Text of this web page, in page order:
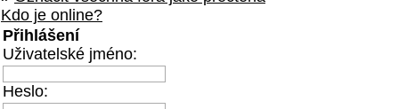
Kdo je online?
Přihlášení
Uživatelské jméno:
Heslo: